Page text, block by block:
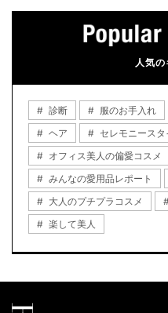
人気
診断 服のお手入れ
ヘア
セレモニースタ
オフィス美人の偏愛コスメ
みんなの愛用品レポート
大人のプチプラコスメ
楽して美人